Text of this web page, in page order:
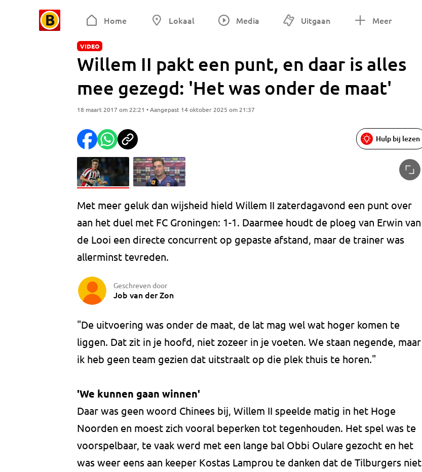
Home Lokaal Media Uitgaan Meer
VIDEO
Willem II pakt een punt, en daar is alles
mee gezegd: 'Het was onder de maat'
18 maart 2017 om 22:21 • Aangepast 14 oktober 2025 om 21:37
Hulp bij lezen
Met meer geluk dan wijsheid hield Willem II zaterdagavond een punt over
aan het duel met FC Groningen: 1-1. Daarmee houdt de ploeg van Erwin van
de Looi een directe concurrent op gepaste afstand, maar de trainer was
allerminst tevreden.
Geschreven door
Job van der Zon
"De uitvoering was onder de maat, de lat mag wel wat hoger komen te
liggen. Dat zit in je hoofd, niet zozeer in je voeten. We staan negende, maar
ik heb geen team gezien dat uitstraalt op die plek thuis te horen."
'We kunnen gaan winnen'
Daar was geen woord Chinees bij, Willem II speelde matig in het Hoge
Noorden en moest zich vooral beperken tot tegenhouden. Het spel was te
voorspelbaar, te vaak werd met een lange bal Obbi Oulare gezocht en het
was weer eens aan keeper Kostas Lamprou te danken dat de Tilburgers niet